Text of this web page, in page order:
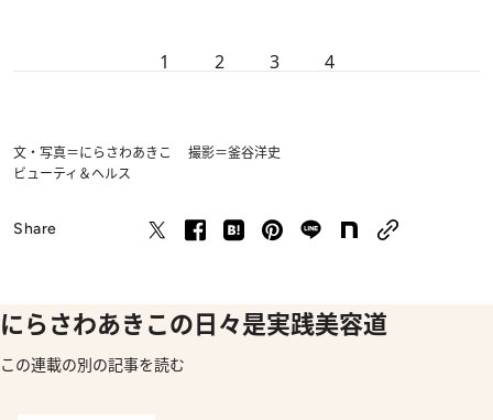
1 2 3 4
文・写真＝にらさわあきこ 撮影＝釜谷洋史
ビューティ＆ヘルス
Share
にらさわあきこの日々是実践美容道
この連載の別の記事を読む